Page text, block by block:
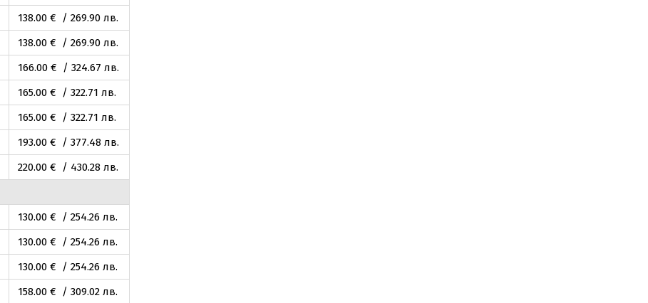
138.00€ / 269.90лв.
138.00€ / 269.90лв.
166.00€ / 324.67 лв.
165.00€ / 322.71 лв.
165.00€ / 322.71 лв.
193.00€ / 377.48лв.
220.00€ / 430.28лв.
130.00€ / 254.26лв.
130.00€ / 254.26лв.
130.00€ / 254.26лв.
158.00€ / 309.02лв.